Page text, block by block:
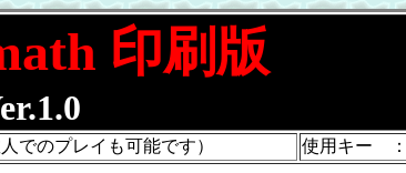
印刷版
のプレイも可能です） 使用キー